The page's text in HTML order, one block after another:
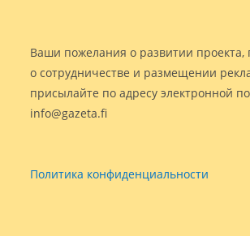
Ваши пожелания о развитии проекта,
о сотрудничестве и размещении
присылайте по адресу электронной
info@gazeta.fi
Политика конфиденциальности